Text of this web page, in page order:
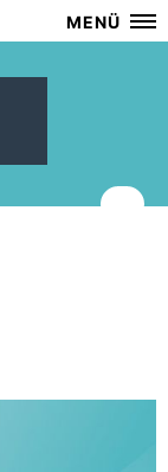
MENÜ